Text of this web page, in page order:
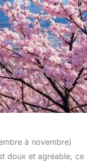
à novembre)
doux et agréable, ce